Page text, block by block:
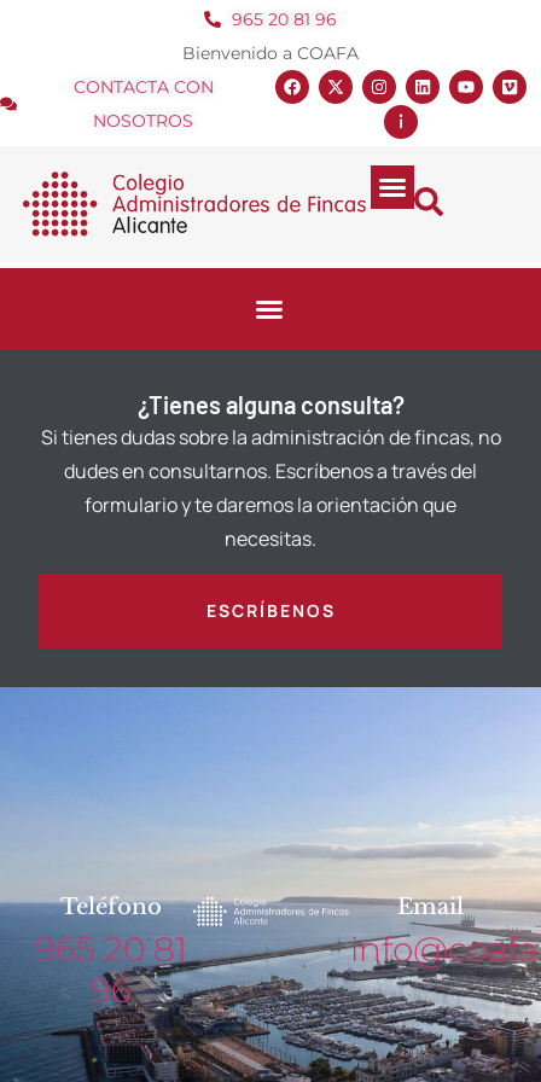
965 20 81 96
Bienvenido a COAFA
CONTACTA CON
NOSOTROS
¿Tienes alguna consulta?
Si tienes dudas sobre la administración de fincas, no
dudes en consultarnos. Escríbenos a través del
formulario y te daremos la orientación que
necesitas.
ESCRÍBENOS
Teléfono
965 20 81
96
Email